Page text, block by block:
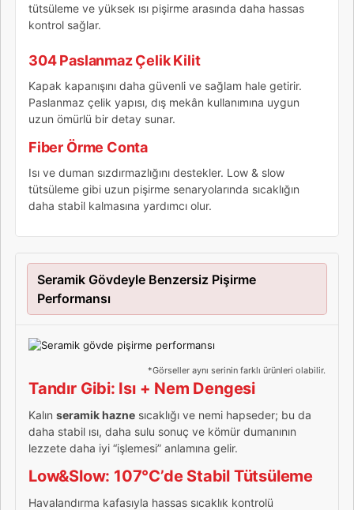
tütsüleme ve yüksek ısı pişirme arasında daha hassas
kontrol sağlar.
304 Paslanmaz Çelik Kilit
Kapak kapanışını daha güvenli ve sağlam hale getirir.
Paslanmaz çelik yapısı, dış mekân kullanımına uygun
uzun ömürlü bir detay sunar.
Fiber Örme Conta
Isı ve duman sızdırmazlığını destekler. Low & slow
tütsüleme gibi uzun pişirme senaryolarında sıcaklığın
daha stabil kalmasına yardımcı olur.
Seramik Gövdeyle Benzersiz Pişirme
Performansı
*Görseller aynı serinin farklı ürünleri olabilir.
Tandır Gibi: Isı + Nem Dengesi
Kalın seramik hazne sıcaklığı ve nemi hapseder; bu da
daha stabil ısı, daha sulu sonuç ve kömür dumanının
lezzete daha iyi “işlemesi” anlamına gelir.
Low&Slow: 107°C’de Stabil Tütsüleme
Havalandırma kafasıyla hassas sıcaklık kontrolü